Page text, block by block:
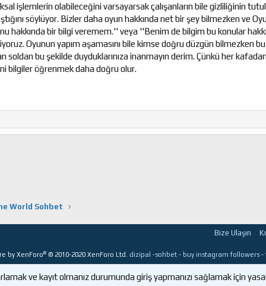
işlemlerin olabileceğini varsayarsak çalışanların bile gizliliğinin
söylüyor. Bizler daha oyun hakkında net bir şey bilmezken ve
hakkında bir bilgi veremem.'' veya ''Benim de bilgim bu konular
Oyunun yapım aşamasını bile kimse doğru düzgün bilmezken
bu şekilde duyduklarınıza inanmayın derim. Çünkü her
bilgiler öğrenmek daha doğru olur.
World Sohbet
Bize Ulaşın
by XenForo® © 2010-2020 XenForo Ltd. dizipal -sohbet- buy instagram followers-
ve kayıt olmanız durumunda giriş yapmanızı sağlamak için